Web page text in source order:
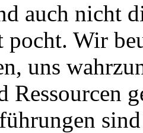
auch nicht
pocht. Wir
uns
Ressourcen